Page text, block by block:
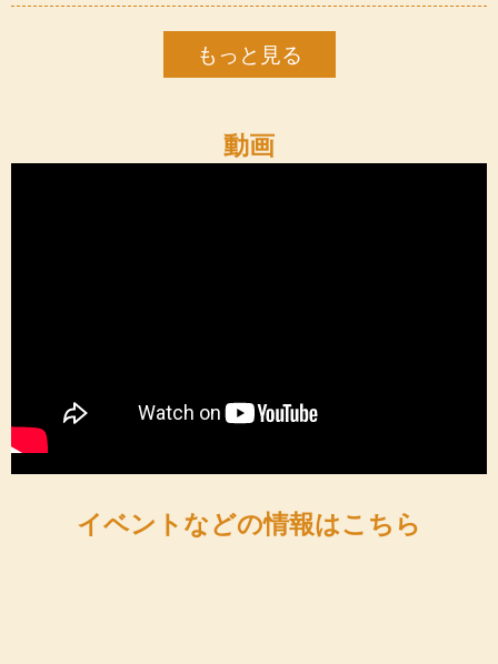
もっと見る
動画
イベントなどの情報はこちら